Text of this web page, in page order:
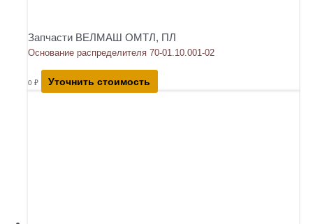
Запчасти ВЕЛМАШ ОМТЛ, ПЛ
Основание распределителя 70-01.10.001-02
0 ₽ Уточнить стоимость